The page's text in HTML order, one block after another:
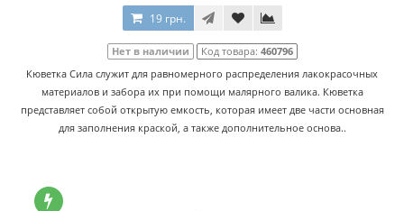
19 грн.
Нет в наличии Код товара: 460796
Кюветка Сила служит для равномерного распределения лакокрасочных
материалов и забора их при помощи малярного валика. Кюветка
представляет собой открытую емкость, которая имеет две части основная
для заполнения краской, а также дополнительное основа..